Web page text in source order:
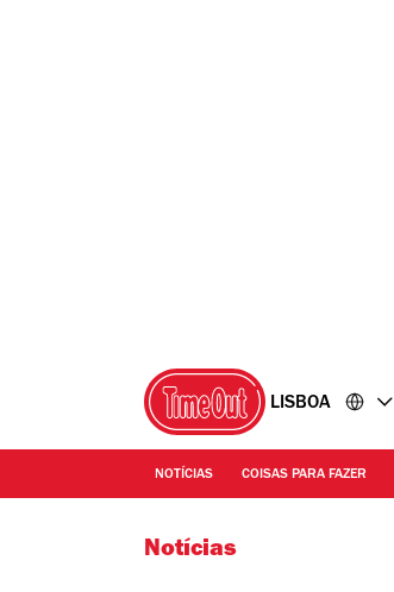
LISBOA
NOTÍCIAS COISAS PARA FAZER
Notícias